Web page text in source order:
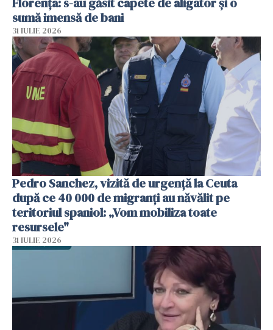
sumă imensă de bani
31 IULIE 2026
Pedro Sanchez, vizită de urgență la Ceuta
după ce 40 000 de migranți au năvălit pe
teritoriul spaniol: „Vom mobiliza toate
resursele"
31 IULIE 2026